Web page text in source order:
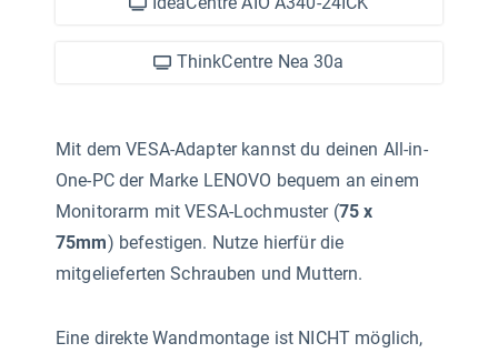
ThinkCentre Nea 30a
Mit dem VESA-Adapter kannst du deinen All-in-
One-PC der Marke LENOVO bequem an einem
Monitorarm mit VESA-Lochmuster (75 x
75mm) befestigen. Nutze hierfür die
mitgelieferten Schrauben und Muttern.
Eine direkte Wandmontage ist NICHT möglich,